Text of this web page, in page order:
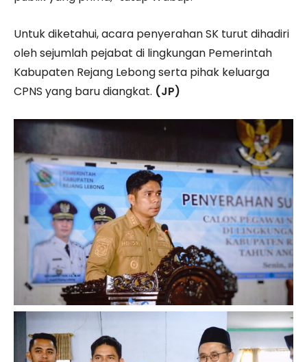
Untuk diketahui, acara penyerahan SK turut dihadiri
oleh sejumlah pejabat di lingkungan Pemerintah
Kabupaten Rejang Lebong serta pihak keluarga
CPNS yang baru diangkat. (JP)